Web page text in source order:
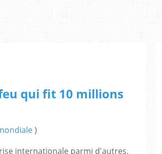
qui fit 10 millions
)
internationale parmi d'autres.